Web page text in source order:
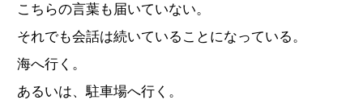
こちらの言葉も届いていない。
それでも会話は続いていることになっている。
海へ行く。
あるいは、駐車場へ行く。